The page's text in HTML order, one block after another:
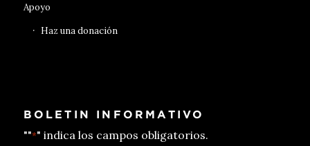
Apoyo
Haz una donación
BOLETIN INFORMATIVO
""*" indica los campos obligatorios.